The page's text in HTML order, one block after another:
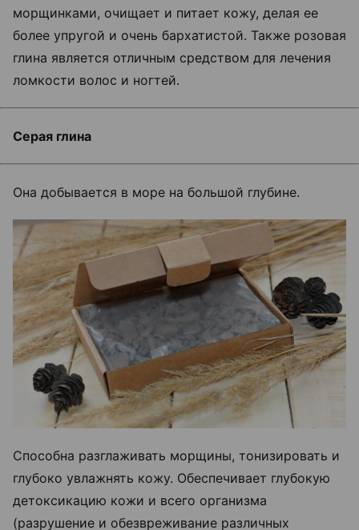
морщинками, очищает и питает кожу, делая ее
более упругой и очень бархатистой. Также розовая
глина является отличным средством для лечения
ломкости волос и ногтей.
Серая глина
Она добывается в море на большой глубине.
Способна разглаживать морщины, тонизировать и
глубоко увлажнять кожу. Обеспечивает глубокую
детоксикацию кожи и всего организма
(разрушение и обезвреживание различных